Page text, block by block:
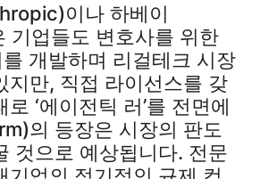
이나 하베이
기업들도 변호사를 위한
개발하며 리걸테크 시장
지만, 직접 라이선스를 갖
‘에이전틱 러’를 전면에
의 등장은 시장의 판도
것으로 예상됩니다. 전문